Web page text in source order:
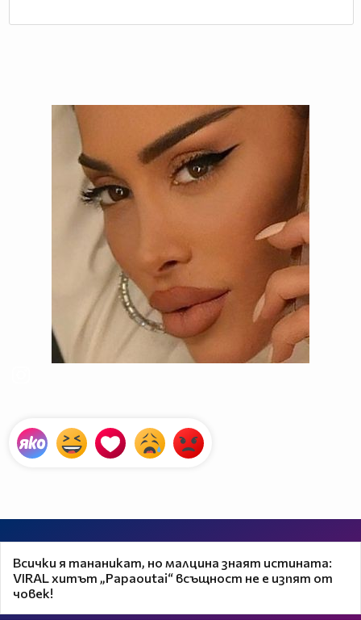
Всички я тананикат, но малцина знаят истината:
VIRAL хитът „Papaoutai“ всъщност не е изпят от
човек!